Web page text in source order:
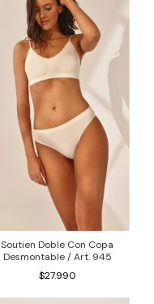
Soutien Doble Con Copa
Desmontable / Art. 945
$27.990